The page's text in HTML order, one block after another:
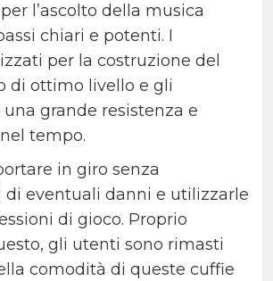
l’ascolto della musica
chiari e potenti. I
per la costruzione del
di ottimo livello e gli
grande resistenza e
tempo.
in giro senza
di eventuali danni e utilizzarle
di gioco. Proprio
gli utenti sono rimasti
comodità di queste cuffie